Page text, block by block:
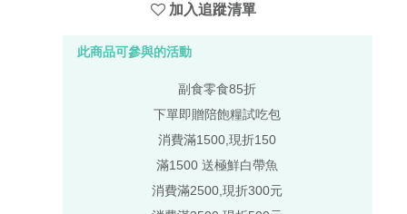
加入追蹤清單
此商品可參與的活動
副食零食85折
下單即贈陪飽糧試吃包
消費滿1500,現折150
滿1500 送極鮮白帶魚
消費滿2500,現折300元